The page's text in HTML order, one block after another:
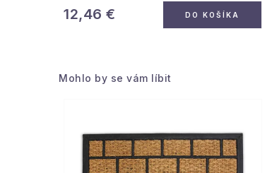
Mohlo by se vám líbit
12,46 € DO KOŠÍKA